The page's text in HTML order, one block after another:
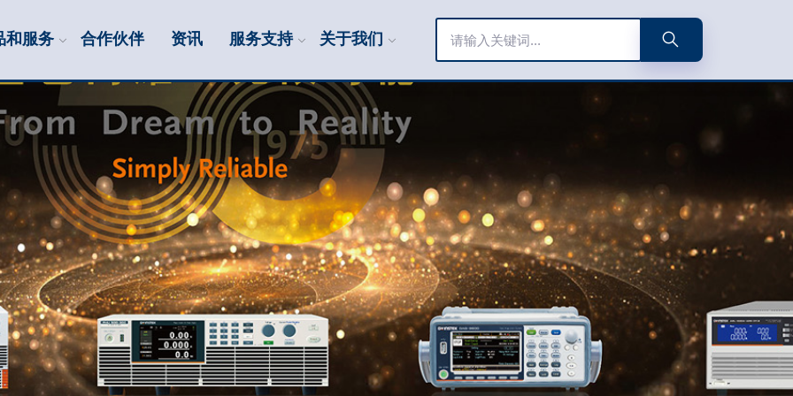
和服务 合作伙伴 资讯 服务支持 关于我们